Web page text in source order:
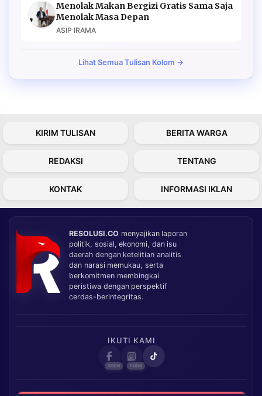
Menolak Makan Bergizi Gratis Sama Saja
Menolak Masa Depan
ASIP IRAMA
Lihat Semua Tulisan Kolom →
KIRIM TULISAN BERITA WARGA
REDAKSI TENTANG
KONTAK INFORMASI IKLAN
RESOLUSI.CO menyajikan laporan
politik, sosial, ekonomi, dan isu
daerah dengan ketelitian analitis
dan narasi memukau, serta
berkomitmen membingkai
peristiwa dengan perspektif
cerdas-berintegritas.
IKUTI KAMI